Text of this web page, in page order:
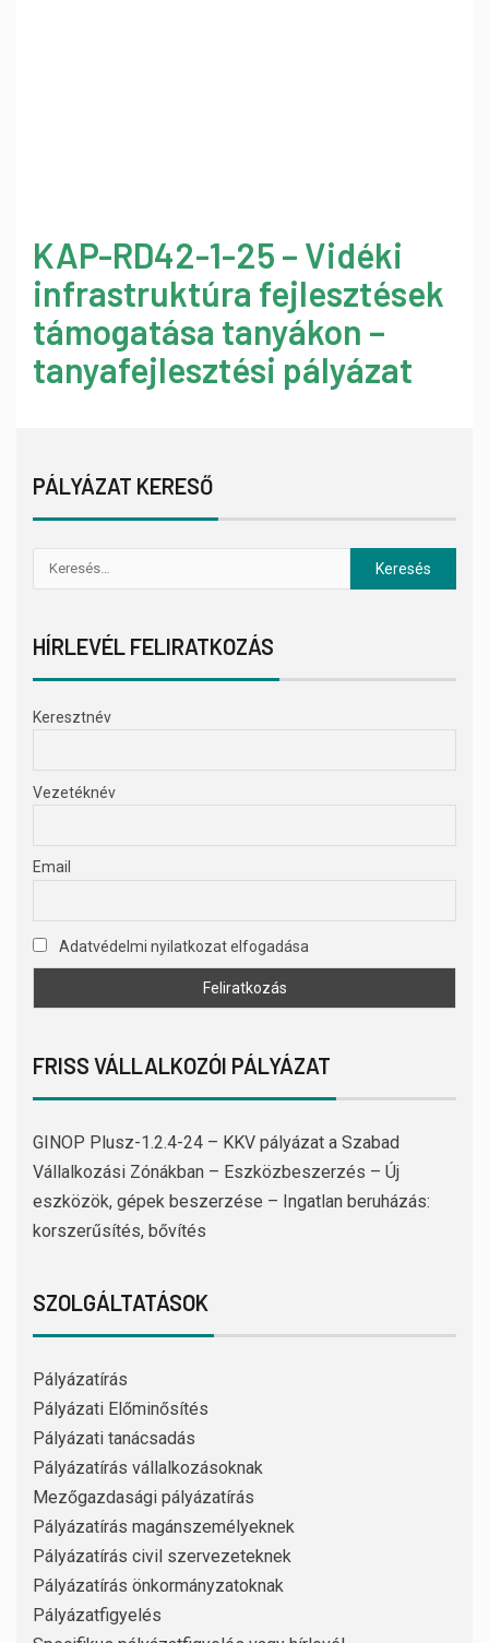
KAP-RD42-1-25 – Vidéki
infrastruktúra fejlesztések
támogatása tanyákon –
tanyafejlesztési pályázat
PÁLYÁZAT KERESŐ
HÍRLEVÉL FELIRATKOZÁS
Keresztnév
Vezetéknév
Email
Adatvédelmi nyilatkozat elfogadása
FRISS VÁLLALKOZÓI PÁLYÁZAT
GINOP Plusz-1.2.4-24 – KKV pályázat a Szabad
Vállalkozási Zónákban – Eszközbeszerzés – Új
eszközök, gépek beszerzése – Ingatlan beruházás:
korszerűsítés, bővítés
SZOLGÁLTATÁSOK
Pályázatírás
Pályázati Előminősítés
Pályázati tanácsadás
Pályázatírás vállalkozásoknak
Mezőgazdasági pályázatírás
Pályázatírás magánszemélyeknek
Pályázatírás civil szervezeteknek
Pályázatírás önkormányzatoknak
Pályázatfigyelés